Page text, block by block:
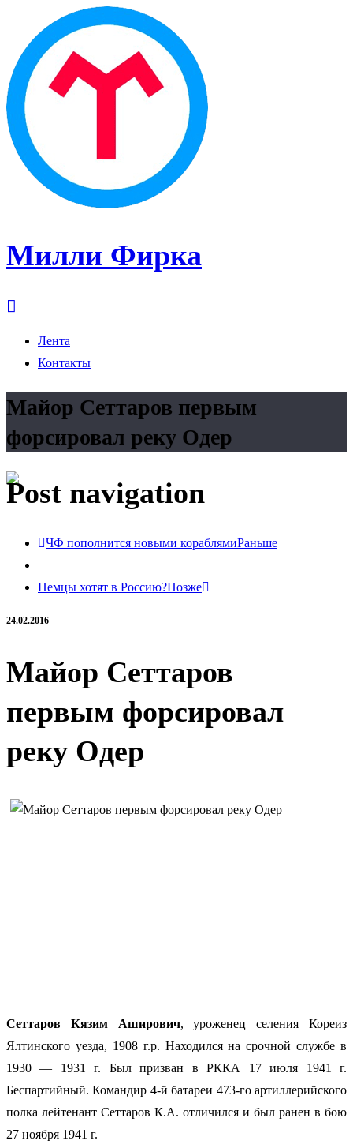
Милли Фирка
Лента
Контакты
Майор Сеттаров первым
форсировал реку Одер
Post navigation
ЧФ пополнится новыми кораблямиРаньше
Немцы хотят в Россию?Позже
24.02.2016
Майор Сеттаров
первым форсировал
реку Одер
Сеттаров Кязим Аширович, уроженец селения Кореиз
Ялтинского уезда, 1908 г.р. Находился на срочной службе в
1930 — 1931 г. Был призван в РККА 17 июля 1941 г.
Беспартийный. Командир 4-й батареи 473-го артиллерийского
полка лейтенант Сеттаров К.А. отличился и был ранен в бою
27 ноября 1941 г.